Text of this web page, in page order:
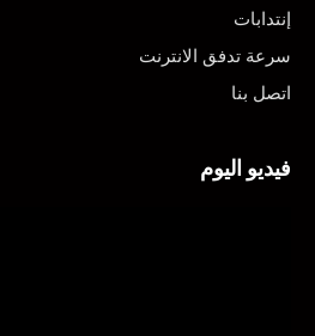
إنتدابات
سرعة تدفق الانترنت
اتصل بنا
فيديو اليوم